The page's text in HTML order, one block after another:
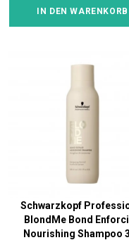
IN DEN WARENKORB
Schwarzkopf
BlondMe Bond
Nourishing Shampoo